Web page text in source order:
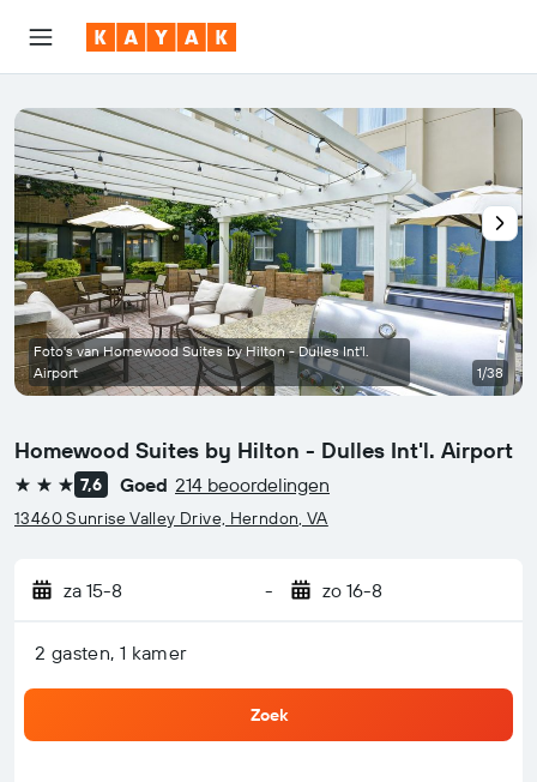
Homewood Suites by Hilton - Dulles Int'l. Airport
3 sterren7,6 Goed 214 beoordelingen
13460 Sunrise Valley Drive, Herndon, VA
za 15-8 - zo 16-8
2 gasten, 1 kamer
Zoek
Foto's van Homewood Suites by Hilton - Dulles Int'l.
Airport
1/38